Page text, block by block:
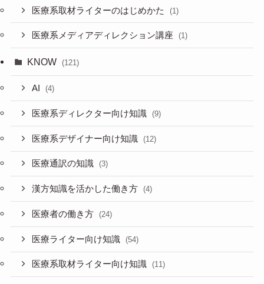
医療系取材ライターのはじめかた (1)
医療系メディアディレクション講座 (1)
KNOW (121)
AI (4)
医療系ディレクター向け知識 (9)
医療系デザイナー向け知識 (12)
医療通訳の知識 (3)
漢方知識を活かした働き方 (4)
医療者の働き方 (24)
医療ライター向け知識 (54)
医療系取材ライター向け知識 (11)